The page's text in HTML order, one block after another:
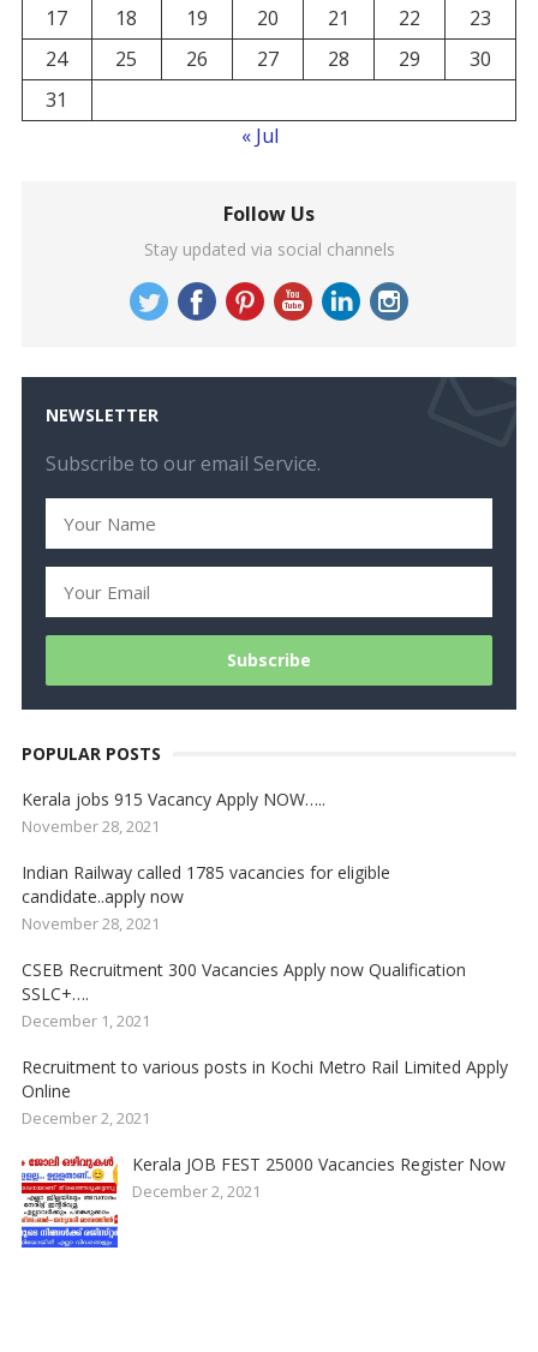
17 18 19 20 21 22
23
24
25 26 27 28 29
30
31
« Jul
Follow Us
Stay updated via social channels
NEWSLETTER
Subscribe to our email Service.
POPULAR POSTS
Kerala jobs 915 Vacancy Apply NOW…..
November 28, 2021
Indian Railway called 1785 vacancies for eligible
candidate..apply now
November 28, 2021
CSEB Recruitment 300 Vacancies Apply now Qualification
SSLC+….
December 1, 2021
Recruitment to various posts in Kochi Metro Rail Limited Apply
Online
December 2, 2021
Kerala JOB FEST 25000 Vacancies Register Now
December 2, 2021